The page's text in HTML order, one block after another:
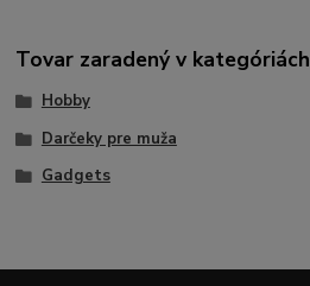
Tovar zaradený v kategóriách
Hobby
Darčeky pre muža
Gadgets